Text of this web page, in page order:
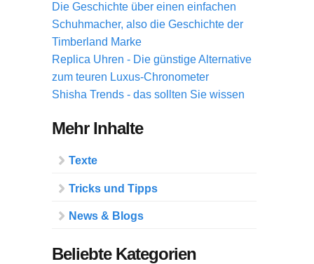
Die Geschichte über einen einfachen
Schuhmacher, also die Geschichte der
Timberland Marke
Replica Uhren - Die günstige Alternative
zum teuren Luxus-Chronometer
Shisha Trends - das sollten Sie wissen
Mehr Inhalte
Texte
Tricks und Tipps
News & Blogs
Beliebte Kategorien